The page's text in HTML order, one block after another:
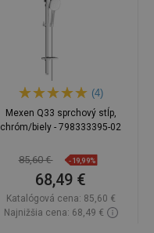
(4)
Mexen Q33 sprchový stĺp,
chróm/biely - 798333395-02
85,60 € -19,99%
68,49 €
Katalógová cena: 85,60 €
Najnižšia cena: 68,49 €